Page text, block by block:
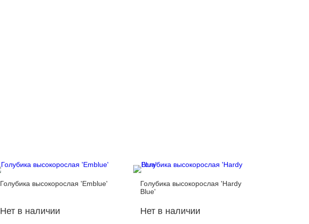
Голубика высокорослая 'Emblue'
Нет в наличии
Голубика высокорослая 'Hardy
Blue'
Нет в наличии